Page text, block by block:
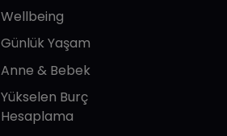
Wellbeing
Günlük Yaşam
Anne & Bebek
Yükselen Burç
Hesaplama